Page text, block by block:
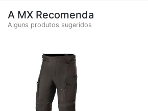
A MX Recomenda
Alguns produtos sugeridos